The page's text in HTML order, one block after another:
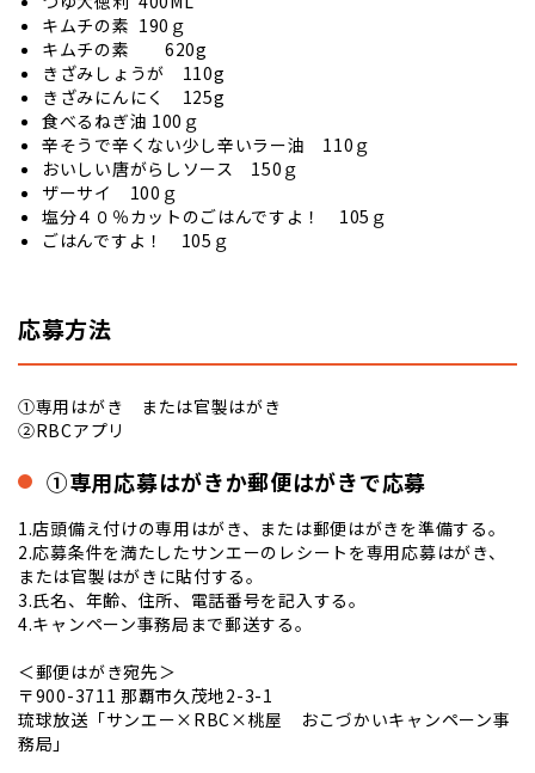
キムチの素 190ｇ
キムチの素 620g
きざみしょうが 110g
きざみにんにく 125g
食べるねぎ油 100ｇ
辛そうで辛くない少し辛いラー油 110ｇ
おいしい唐がらしソース 150ｇ
ザーサイ 100ｇ
塩分４０％カットのごはんですよ！ 105ｇ
ごはんですよ！ 105ｇ
応募方法
①専用はがき または官製はがき
②RBCアプリ
①専用応募はがきか郵便はがきで応募
1.店頭備え付けの専用はがき、または郵便はがきを準備する。
2.応募条件を満たしたサンエーのレシートを専用応募はがき、
または官製はがきに貼付する。
3.氏名、年齢、住所、電話番号を記入する。
4.キャンペーン事務局まで郵送する。
＜郵便はがき宛先＞
〒900-3711 那覇市久茂地2-3-1
琉球放送「サンエー×RBC×桃屋 おこづかいキャンペーン事
務局」